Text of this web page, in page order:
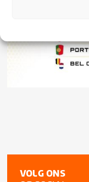
VOLG ONS